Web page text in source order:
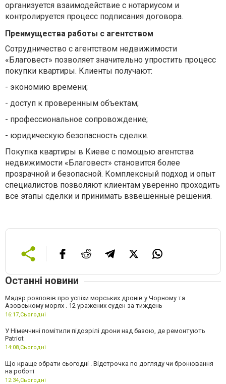
организуется взаимодействие с нотариусом и
контролируется процесс подписания договора.
Преимущества работы с агентством
Сотрудничество с агентством недвижимости
«Благовест» позволяет значительно упростить процесс
покупки квартиры. Клиенты получают:
- экономию времени;
- доступ к проверенным объектам;
- профессиональное сопровождение;
- юридическую безопасность сделки.
Покупка квартиры в Киеве с помощью агентства
недвижимости «Благовест» становится более
прозрачной и безопасной. Комплексный подход и опыт
специалистов позволяют клиентам уверенно проходить
все этапы сделки и принимать взвешенные решения.
Останні новини
Мадяр розповів про успіхи морських дронів у Чорному та
Азовському морях . 12 уражених суден за тиждень
16:17,Сьогодні
У Німеччині помітили підозрілі дрони над базою, де ремонтують
Patriot
14:08,Сьогодні
Що краще обрати сьогодні . Відстрочка по догляду чи бронювання
на роботі
12:34,Сьогодні